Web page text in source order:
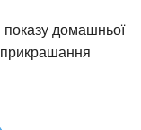
показу домашньої
прикрашання